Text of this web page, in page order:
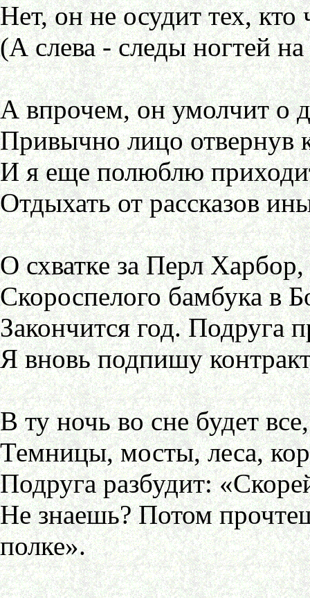
Нет, он не осудит тех,
(А слева - следы ногтей
А впрочем, он умолчит о
Привычно лицо отвернув
И я еще полюблю
Отдыхать от рассказов
О схватке за Перл
Скороспелого бамбука
Закончится год. Подруга
Я вновь подпишу
В ту ночь во сне будет
Темницы, мосты, леса,
Подруга разбудит:
Не знаешь? Потом
полке».